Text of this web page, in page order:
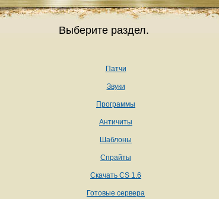
Выберите раздел.
Патчи
Звуки
Программы
Античиты
Шаблоны
Спрайты
Скачать CS 1.6
Готовые сервера